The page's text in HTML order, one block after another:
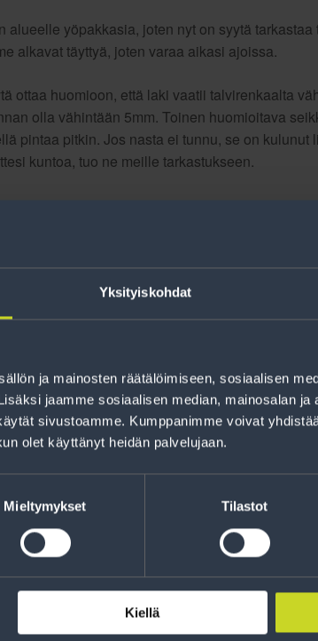
Yksityiskohdat
ja mainosten räätälöimiseen, sosiaalisen
jaamme sosiaalisen median, mainosalan ja
sivustoamme. Kumppanimme voivat
olet käyttänyt heidän palvelujaan.
Mieltymykset Tilastot
Kiellä
alueelle yöpakkasia, joten nyt on syytä
alkavat täyttyä, joten varaa aikasi ajoissa.
ottaa huomioon, että laki vaatii talvirenkaalta
olla vähintään 5mm. Toinen huomioitava
pintaa pitkin. Jos nasta ei tunnu, se on
kuntoa, tuo ne meille tarkastukseen.
Tee ostoksesi RengasCenter-tilillä. Saat
maksuaikaa renkaillesi.
tietoa